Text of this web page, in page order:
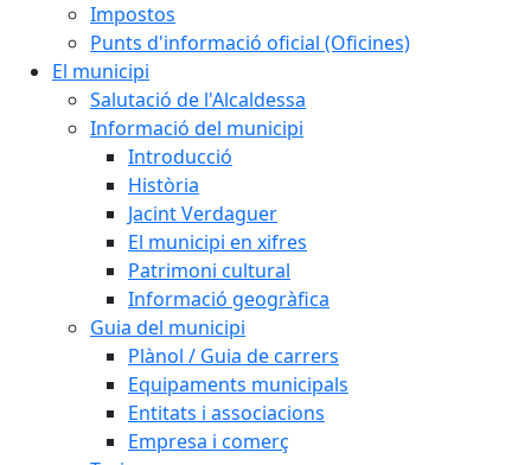
Impostos
Punts d'informació oficial (Oficines)
El municipi
Salutació de l'Alcaldessa
Informació del municipi
Introducció
Història
Jacint Verdaguer
El municipi en xifres
Patrimoni cultural
Informació geogràfica
Guia del municipi
Plànol / Guia de carrers
Equipaments municipals
Entitats i associacions
Empresa i comerç